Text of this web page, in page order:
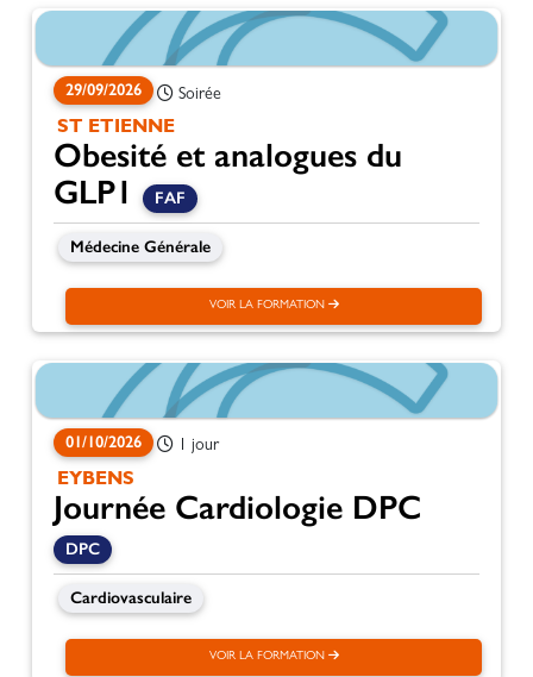
29/09/2026 Soirée
ST ETIENNE
Obesité et analogues du
GLP1
FAF
Médecine Générale
VOIR LA FORMATION
01/10/2026 1 jour
EYBENS
Journée Cardiologie DPC
DPC
Cardiovasculaire
VOIR LA FORMATION